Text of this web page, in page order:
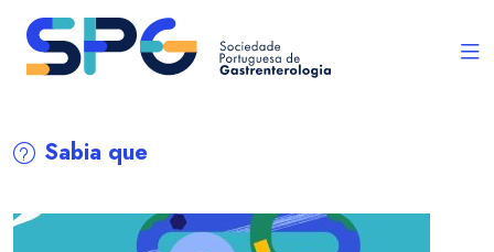
Sabia que